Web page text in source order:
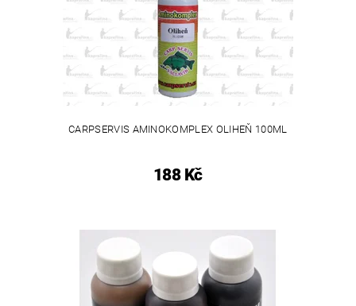
CARPSERVIS AMINOKOMPLEX OLIHEŇ 100ML
188 Kč